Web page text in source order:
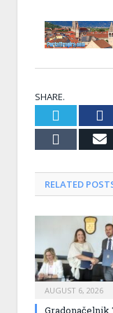
SHARE.
Tumblr
RELATED
AUGUST 6, 2026
Gradonačelnik